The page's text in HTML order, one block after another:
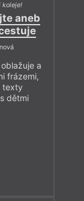
koleje!
aneb
a
frázemi,
texty
dětmi